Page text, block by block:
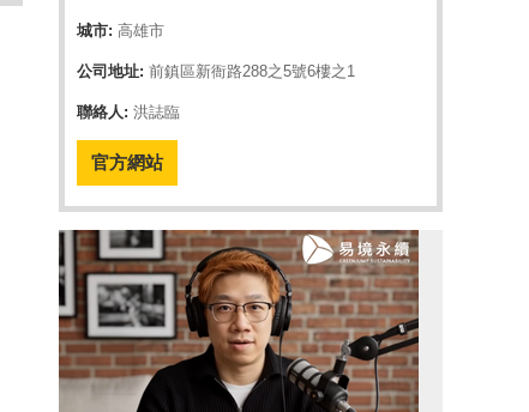
城市: 高雄市
公司地址: 前鎮區新衙路288之5號6樓之1
聯絡人: 洪誌臨
官方網站